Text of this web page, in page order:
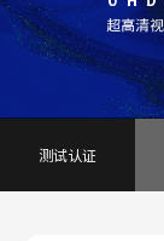
测试认证